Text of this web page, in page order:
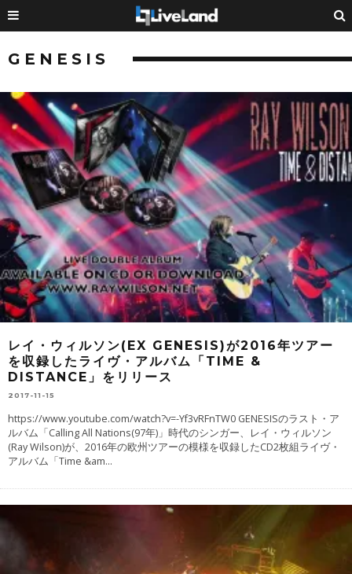
GENESIS
レイ・ウィルソン(EX GENESIS)が2016年ツアー
を収録したライヴ・アルバム「TIME &
DISTANCE」をリリース
2017-11-15
https://www.youtube.com/watch?v=-Yf3vRFnTW0 GENESISのラスト・ア
ルバム「Calling All Nations(97年)」時代のシンガー、レイ・ウィルソン
(Ray Wilson)が、2016年の欧州ツアーの模様を収録したCD2枚組ライヴ・
アルバム「Time &am...